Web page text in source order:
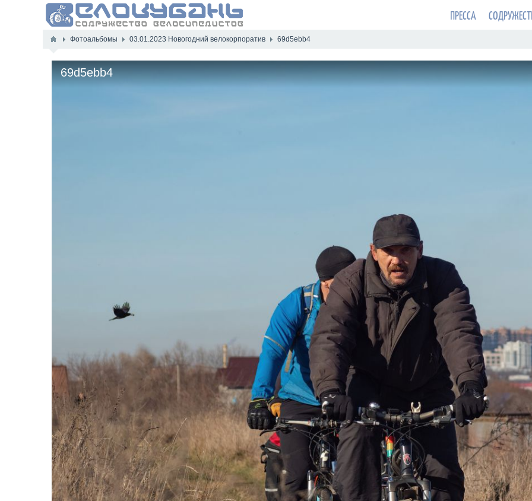
ПРЕССА
Фотоальбомы 03.01.2023 Новогодний велокорпоратив 69d5ebb4
69d5ebb4